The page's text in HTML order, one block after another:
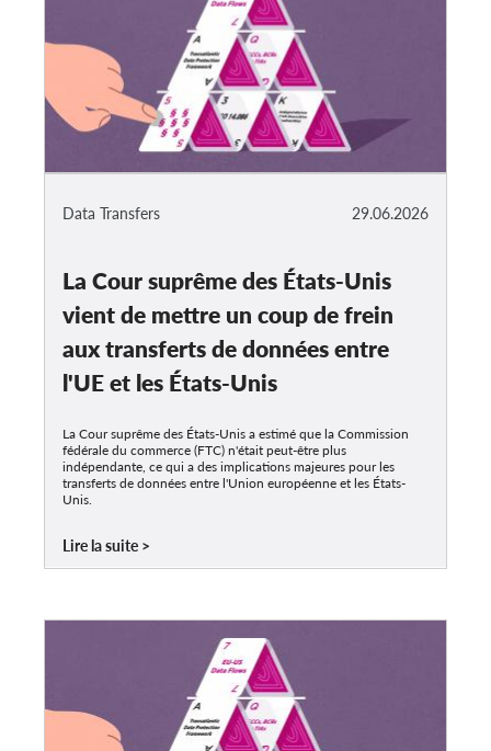
29.06.2026
Data Transfers
La Cour suprême des États-Unis
vient de mettre un coup de frein
aux transferts de données entre
l'UE et les États-Unis
La Cour suprême des États-Unis a estimé que la Commission
fédérale du commerce (FTC) n'était peut-être plus
indépendante, ce qui a des implications majeures pour les
transferts de données entre l'Union européenne et les États-
Unis.
Lire la suite